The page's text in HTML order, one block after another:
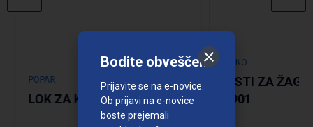
POPAR
LOK ZA KOVINO
RUKO
LISTI ZA
8901
Bodite obveščeni
Prijavite se na e-novice.
Ob prijavi na e-novice
boste prejemali